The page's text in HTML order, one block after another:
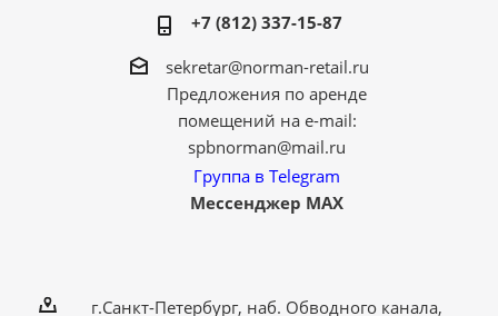
+7 (812) 337-15-87
sekretar@norman-retail.ru
Предложения по аренде
помещений на e-mail:
spbnorman@mail.ru
Группа в Telegram
Мессенджер MAX
г.Санкт-Петербург, наб. Обводного канала,